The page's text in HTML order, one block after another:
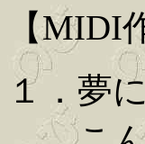
【MIDI
１．夢